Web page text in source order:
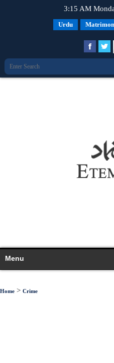
3:15 AM
Urdu
Menu
Home > Crime